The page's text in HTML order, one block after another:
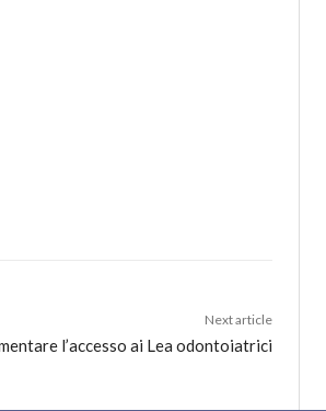
Next article
l’accesso ai Lea odontoiatrici